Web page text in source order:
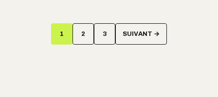
Pagination
des
1 2 3 SUIVANT →